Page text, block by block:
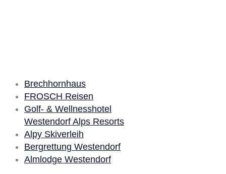
Brechhornhaus
FROSCH Reisen
Golf- & Wellnesshotel
Westendorf Alps Resorts
Alpy Skiverleih
Bergrettung Westendorf
Almlodge Westendorf